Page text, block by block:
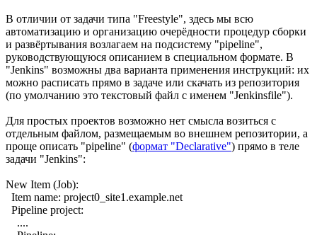
В отличии от задачи типа "Freestyle", здесь мы всю
автоматизацию и организацию очерёдности процедур сборки
и развёртывания возлагаем на подсистему "pipeline",
руководствующуюся описанием в специальном формате. В
"Jenkins" возможны два варианта применения инструкций: их
можно расписать прямо в задаче или скачать из репозитория
(по умолчанию это текстовый файл с именем "Jenkinsfile").
Для простых проектов возможно нет смысла возиться с
отдельным файлом, размещаемым во внешнем репозитории, а
проще описать "pipeline" (формат "Declarative") прямо в теле
задачи "Jenkins":
New Item (Job):
Item name: project0_site1.example.net
Pipeline project:
....